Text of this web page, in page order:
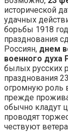
исторической
удачных
борьбы 1918
празднования
Россиян, днем
военного духа
былых русских
празднования
огромную роль
прежде
обычно кладут
проводят
чествуют